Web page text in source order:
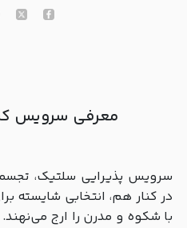
معرفی سرویس
سرویس پذیرایی سلتیک،
در کنار هم، انتخابی شایسته
با شکوه و مدرن را ارج